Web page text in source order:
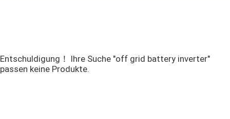
Entschuldigung！ Ihre Suche "off grid battery inverter"
passen keine Produkte.